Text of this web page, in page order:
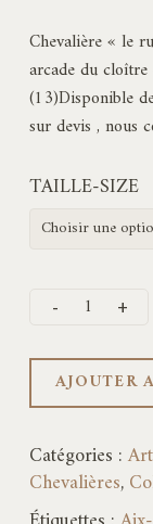
Chevalière « le
arcade du cloître
(13)Disponible
sur devis , nous
TAILLE-SIZE
Choisir une
AJOUTER
Catégories :
Chevalières,